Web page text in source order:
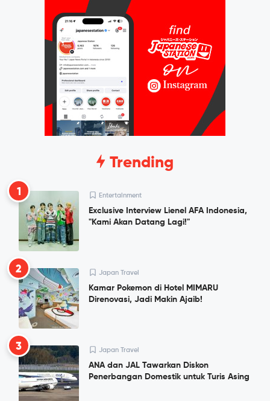
Trending
1 Entertainment
Exclusive Interview Lienel AFA Indonesia,
"Kami Akan Datang Lagi!"
2 Japan Travel
Kamar Pokemon di Hotel MIMARU
Direnovasi, Jadi Makin Ajaib!
3 Japan Travel
ANA dan JAL Tawarkan Diskon
Penerbangan Domestik untuk Turis Asing